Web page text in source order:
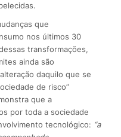
que
nos últimos 30
transformações,
ainda são
daquilo que se
de risco”
que a
por toda a sociedade
tecnológico: “a